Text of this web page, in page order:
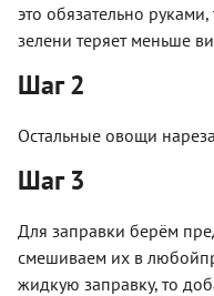
это обязательно руками,
зелени теряет меньше
Шаг 2
Остальные овощи
Шаг 3
Для заправки берём
смешиваем их в
жидкую заправку, то